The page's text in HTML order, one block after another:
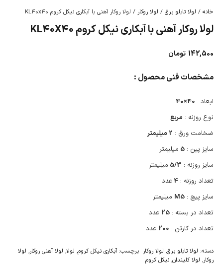
خانه / لولا تابلو برق / لولا روکار / لولا روکار آهنی با آبکاری نیکل کروم KL40x40
لولا روکار آهنی با آبکاری نیکل کروم KL40X40
142,500 تومان
مشخصات فنی محصول :
ابعاد : 40×40
نوع روزنه : مربع
ضخامت ورق : 2 میلیمتر
سایز پین :5 میلیمتر
سایز روزنه : 5/3 میلیمتر
تعداد روزنه :4 عدد
سایز پیچ :M5 میلیمتر
تعداد در بسته :25 عدد
تعداد در کارتن : 200 عدد
دسته: لولا تابلو برق, لولا روکار برچسب:آبکاری نیکل کروم, لولا, لولا آهنی روکار, لولا
روکار, لولا کلیندان,نیکل کروم